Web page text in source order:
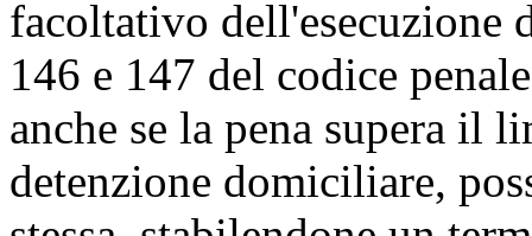
facoltativo dell'esecuzione
146 e 147 del codice
anche se la pena supera il
detenzione domiciliare,